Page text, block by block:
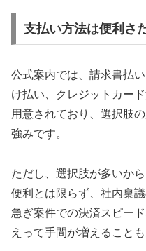
支払い方法は便利さ
公式案内では、請求書払
け払い、クレジットカー
用意されており、選択肢
強みです。
ただし、選択肢が多いか
便利とは限らず、社内稟
急ぎ案件での決済スピー
えって手間が増えることも